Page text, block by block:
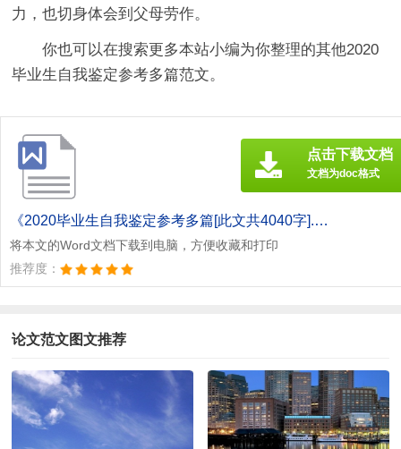
力，也切身体会到父母劳作。
你也可以在搜索更多本站小编为你整理的其他2020
毕业生自我鉴定参考多篇范文。
《2020毕业生自我鉴定参考多篇[此文共4040字].doc》
将本文的Word文档下载到电脑，方便收藏和打印
推荐度：
点击下载文档
文档为doc格式
论文范文图文推荐